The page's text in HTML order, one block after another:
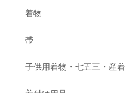
着物
帯
子供用着物・七五三・産着